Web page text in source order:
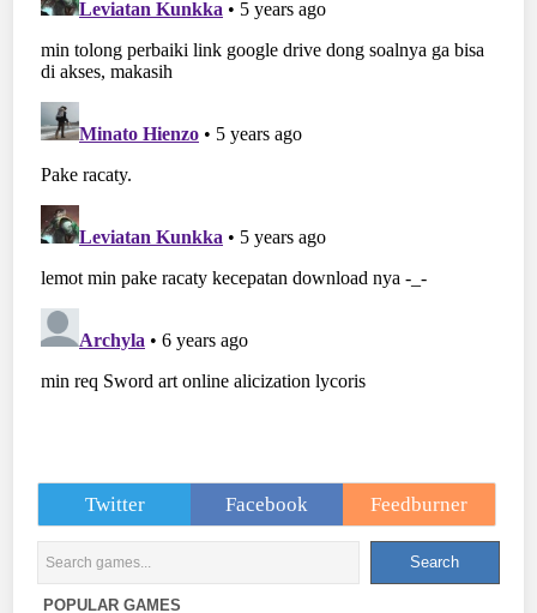
Twitter Facebook Feedburner
POPULAR GAMES